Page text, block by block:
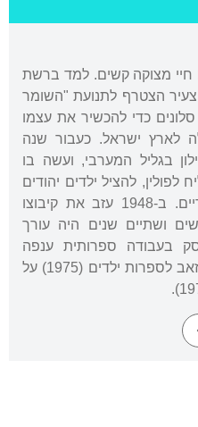
חיי מצוקה קשים. למד ברשת
צעיר הצטרף לתנועת "השומר
כדי להכשיר את עצמו
חקלאית. ב-1937 עלה לארץ ישראל. כעבור שנה
בגליל המערבי, ועשה בו
נסע כשליח לפולין, להציל ילדים יהודים
שנלקחו בשואה למנזרים נוצריים. ב-1948 עזב את קיבוצו
ושתיים שנים היה עורך
בעבודה ספרותית ענפה
למבוגרים ולילדים. זכה בפרס זאב לספרות ילדים (1975) על